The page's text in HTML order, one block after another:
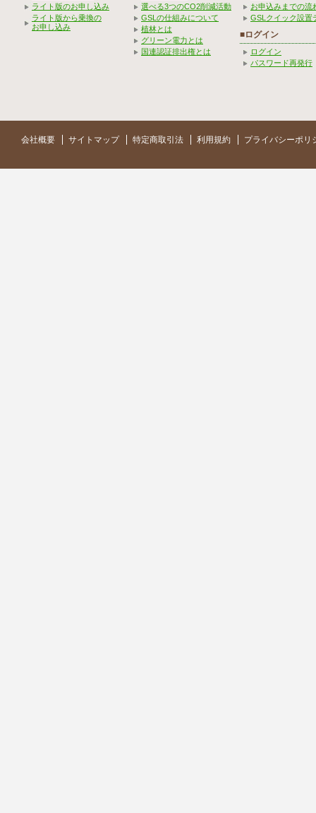
ライト版のお申し込み
ライト版から乗換の
お申し込み
選べる3つのCO2削減活動
GSLの仕組みについて
植林とは
グリーン電力とは
国連認証排出権とは
お申込みまでの流
GSLクイック設置
■ログイン
ログイン
パスワード再発行
会社概要 サイトマップ 特定商取引法 利用規約 プライバシーポリ